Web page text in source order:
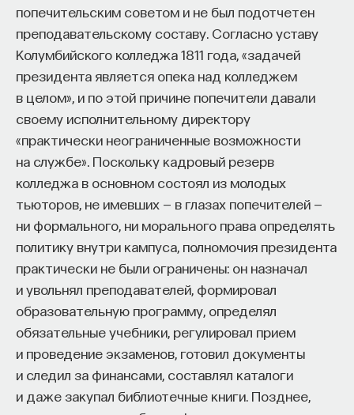
попечительским советом и не был подотчетен
преподавательскому составу. Согласно уставу
Колумбийского колледжа 1811 года, «задачей
президента является опека над колледжем
в целом», и по этой причине попечители давали
своему исполнительному директору
«практически неограниченные возможности
на службе». Поскольку кадровый резерв
колледжа в основном состоял из молодых
тьюторов, не имевших — в глазах попечителей —
ни формального, ни морального права определять
политику внутри кампуса, полномочия президента
практически не были ограничены: он назначал
и увольнял преподавателей, формировал
образовательную программу, определял
обязательные учебники, регулировал прием
и проведение экзаменов, готовил документы
и следил за финансами, составлял каталоги
и даже закупал библиотечные книги. Позднее,